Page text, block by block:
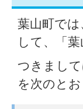
葉山町で
して、「
つきまし
を次のと